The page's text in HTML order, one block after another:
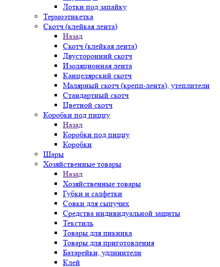
Лотки под запайку
Термоэтикетка
Скотч (клейкая лента)
Назад
Скотч (клейкая лента)
Двусторонний скотч
Изоляционная лента
Канцелярский скотч
Малярный скотч (крепп-лента), утеплители
Стандартный скотч
Цветной скотч
Коробки под пиццу
Назад
Коробки под пиццу
Коробки
Шары
Хозяйственные товары
Назад
Хозяйственные товары
Губки и салфетки
Совки для сыпучих
Средства индивидуальной защиты
Текстиль
Товары для пикника
Товары для приготовления
Батарейки, удлинители
Клей